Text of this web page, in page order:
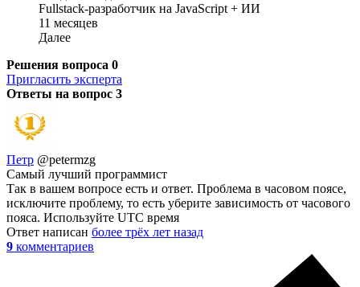
Fullstack-разработчик на JavaScript + ИИ
11 месяцев
Далее
Решения вопроса 0
Пригласить эксперта
Ответы на вопрос 3
Петр @petermzg
Самый лучший программист
Так в вашем вопросе есть и ответ. Проблема в часовом поясе,
исключите проблему, то есть уберите зависимость от часового
пояса. Используйте UTC время
Ответ написан более трёх лет назад
9 комментариев